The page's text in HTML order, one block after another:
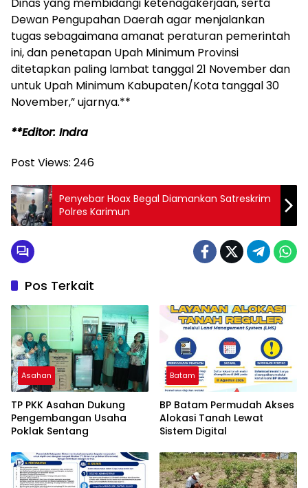
Dewan Pengupahan Daerah agar menjalankan
tugas sebagaimana amanat peraturan pemerintah
ini, dan penetapan Upah Minimum Provinsi
ditetapkan paling lambat tanggal 21 November dan
untuk Upah Minimum Kabupaten/Kota tanggal 30
November,” ujarnya.**
**Editor: Indra
Post Views: 246
Penyebar Hoax Begal Diamankan Satreskrim
Polres Karimun
Pos Terkait
Asahan
TP PKK Asahan Dukung
Pengembangan Usaha
Poklak Sentang
Batam
BP Batam Permudah Akses
Alokasi Tanah Lewat
Sistem Digital